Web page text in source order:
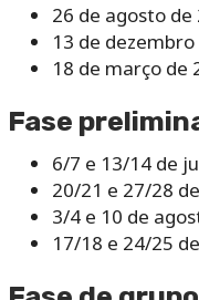
26 de agosto de
13 de
18 de março de
Fase
6/7 e 13/14 de
20/21 e 27/28
3/4 e 10 de
17/18 e 24/25